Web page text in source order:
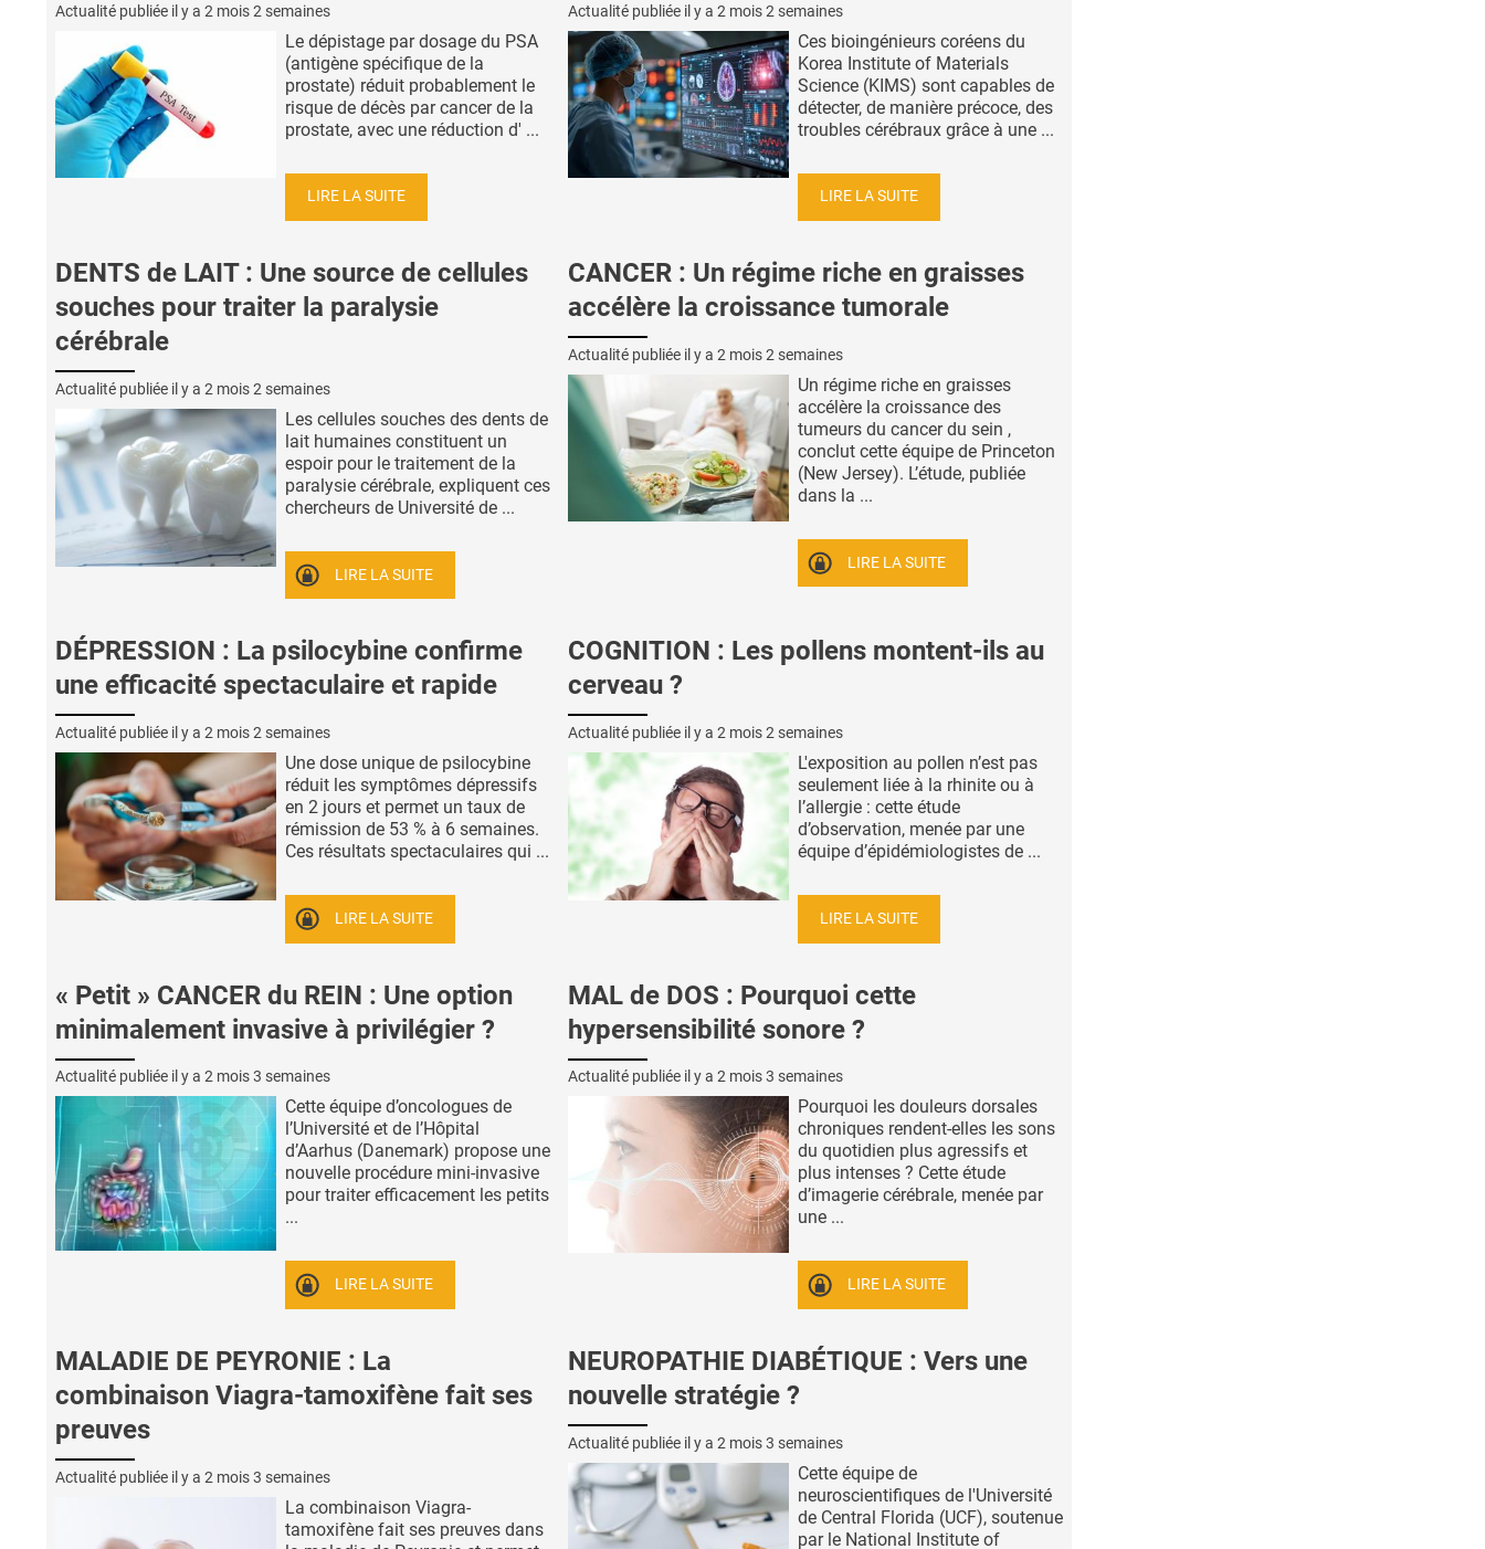
Actualité publiée il y a 2 mois 2 semaines
Le dépistage par dosage du PSA
(antigène spécifique de la
prostate) réduit probablement le
risque de décès par cancer de la
prostate, avec une réduction d' ...
LIRE LA SUITE
Actualité publiée il y a 2 mois 2 semaines
Ces bioingénieurs coréens du
Korea Institute of Materials
Science (KIMS) sont capables de
détecter, de manière précoce, des
troubles cérébraux grâce à une ...
LIRE LA SUITE
DENTS de LAIT : Une source de cellules
souches pour traiter la paralysie
cérébrale
Actualité publiée il y a 2 mois 2 semaines
Les cellules souches des dents de
lait humaines constituent un
espoir pour le traitement de la
paralysie cérébrale, expliquent ces
chercheurs de Université de ...
LIRE LA SUITE
CANCER : Un régime riche en graisses
accélère la croissance tumorale
Actualité publiée il y a 2 mois 2 semaines
Un régime riche en graisses
accélère la croissance des
tumeurs du cancer du sein ,
conclut cette équipe de Princeton
(New Jersey). L’étude, publiée
dans la ...
LIRE LA SUITE
DÉPRESSION : La psilocybine confirme
une efficacité spectaculaire et rapide
Actualité publiée il y a 2 mois 2 semaines
Une dose unique de psilocybine
réduit les symptômes dépressifs
en 2 jours et permet un taux de
rémission de 53 % à 6 semaines.
Ces résultats spectaculaires qui ...
LIRE LA SUITE
COGNITION : Les pollens montent-ils au
cerveau ?
Actualité publiée il y a 2 mois 2 semaines
L'exposition au pollen n’est pas
seulement liée à la rhinite ou à
l’allergie : cette étude
d’observation, menée par une
équipe d’épidémiologistes de ...
LIRE LA SUITE
« Petit » CANCER du REIN : Une option
minimalement invasive à privilégier ?
Actualité publiée il y a 2 mois 3 semaines
Cette équipe d’oncologues de
l’Université et de l’Hôpital
d’Aarhus (Danemark) propose une
nouvelle procédure mini-invasive
pour traiter efficacement les petits
...
LIRE LA SUITE
MAL de DOS : Pourquoi cette
hypersensibilité sonore ?
Actualité publiée il y a 2 mois 3 semaines
Pourquoi les douleurs dorsales
chroniques rendent-elles les sons
du quotidien plus agressifs et
plus intenses ? Cette étude
d’imagerie cérébrale, menée par
une ...
LIRE LA SUITE
MALADIE DE PEYRONIE : La
combinaison Viagra-tamoxifène fait ses
preuves
Actualité publiée il y a 2 mois 3 semaines
La combinaison Viagra-
tamoxifène fait ses preuves dans
NEUROPATHIE DIABÉTIQUE : Vers une
nouvelle stratégie ?
Actualité publiée il y a 2 mois 3 semaines
Cette équipe de
neuroscientifiques de l'Université
de Central Florida (UCF), soutenue
par le National Institute of